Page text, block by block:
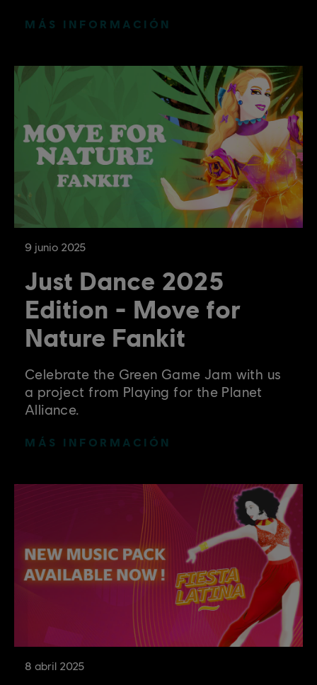
MÁS INFORMACIÓN
9 junio 2025
Just Dance 2025
Edition - Move for
Nature Fankit
Celebrate the Green Game Jam with us
a project from Playing for the Planet
Alliance.
MÁS INFORMACIÓN
8 abril 2025